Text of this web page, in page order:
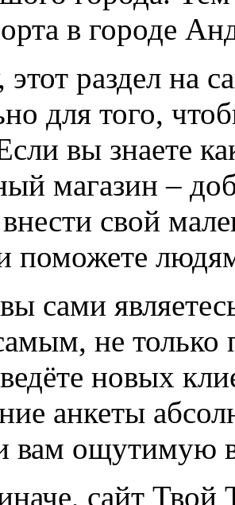
в городе
раздел на
для того,
вы знаете
магазин –
свой
поможете
сами
не
новых
анкеты
вам ощутимую
сайт Твой